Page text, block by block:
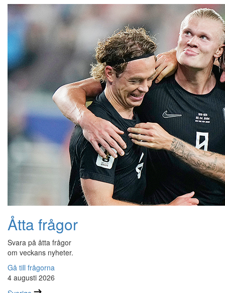
Åtta frågor
Svara på åtta frågor
om veckans nyheter.
Gå till frågorna
4 augusti 2026